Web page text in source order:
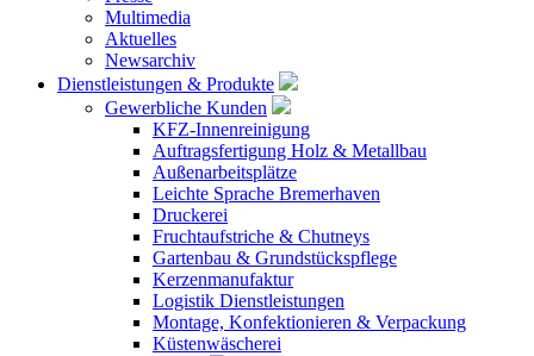
Multimedia
Aktuelles
Newsarchiv
Dienstleistungen & Produkte
Gewerbliche Kunden
KFZ-Innenreinigung
Auftragsfertigung Holz & Metallbau
Außenarbeitsplätze
Leichte Sprache Bremerhaven
Druckerei
Fruchtaufstriche & Chutneys
Gartenbau & Grundstückspflege
Kerzenmanufaktur
Logistik Dienstleistungen
Montage, Konfektionieren & Verpackung
Küstenwäscherei